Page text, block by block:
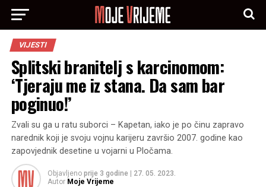
VIJESTI
Splitski branitelj s karcinomom:
‘Tjeraju me iz stana. Da sam bar
poginuo!’
Zvali su ga u ratu suborci – Kapetan, iako je po činu zapravo
narednik koji je svoju vojnu karijeru završio 2007. godine kao
zapovjednik desetine u vojarni u Pločama.
Objavljeno prije 3 godine
27. 05. 2023.
Autor Moje Vrijeme